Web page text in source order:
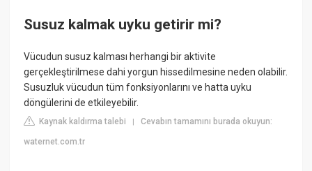
Susuz kalmak uyku getirir mi?
Vücudun susuz kalması herhangi bir aktivite
gerçekleştirilmese dahi yorgun hissedilmesine neden olabilir.
Susuzluk vücudun tüm fonksiyonlarını ve hatta uyku
döngülerini de etkileyebilir.
Kaynak kaldırma talebi |Cevabın tamamını burada okuyun:
waternet.com.tr